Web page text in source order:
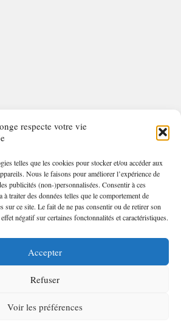
respecte votre vie
telles que les cookies pour stocker et/ou accéder aux
Nous le faisons pour améliorer l’expérience de
publicités (non-)personnalisées. Consentir à ces
traiter des données telles que le comportement de
sur ce site. Le fait de ne pas consentir ou de retirer son
négatif sur certaines fonctonnalités et caractéristiques.
Accepter
Refuser
Voir les préférences
À L'ÉPONGE